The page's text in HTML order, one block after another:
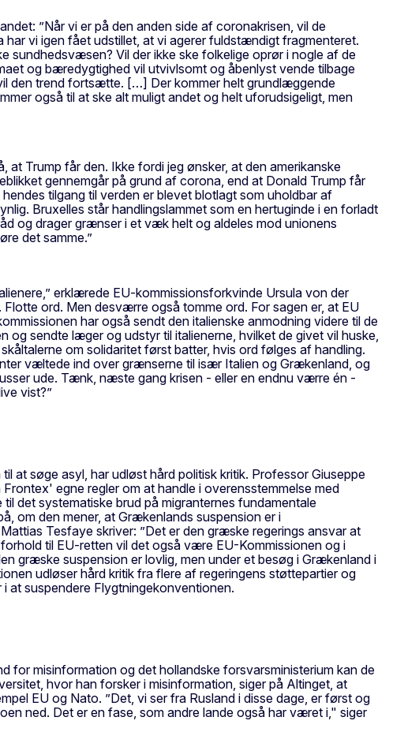
”Når vi er på den anden side af coronakrisen, vil de
vi igen fået udstillet, at vi agerer fuldstændigt fragmenteret.
sundhedsvæsen? Vil der ikke ske folkelige oprør i nogle af de
og bæredygtighed vil utvivlsomt og åbenlyst vende tilbage
den trend fortsætte. […] Der kommer helt grundlæggende
også til at ske alt muligt andet og helt uforudsigeligt, men
Trump får den. Ikke fordi jeg ønsker, at den amerikanske
gennemgår på grund af corona, end at Donald Trump får
tilgang til verden er blevet blotlagt som uholdbar af
Bruxelles står handlingslammet som en hertuginde i en forladt
og drager grænser i et væk helt og aldeles mod unionens
det samme.”
erklærede EU-kommissionsforkvinde Ursula von der
ord. Men desværre også tomme ord. For sagen er, at EU
har også sendt den italienske anmodning videre til de
og sendte læger og udstyr til italienerne, hvilket de givet vil huske,
om solidaritet først batter, hvis ord følges af handling.
væltede ind over grænserne til især Italien og Grækenland, og
ude. Tænk, næste gang krisen - eller en endnu værre én -
vist?”
at søge asyl, har udløst hård politisk kritik. Professor Giuseppe
egne regler om at handle i overensstemmelse med
det systematiske brud på migranternes fundamentale
om den mener, at Grækenlands suspension er i
Tesfaye skriver: ”Det er den græske regerings ansvar at
til EU-retten vil det også være EU-Kommissionen og i
græske suspension er lovlig, men under et besøg i Grækenland i
udløser hård kritik fra flere af regeringens støttepartier og
at suspendere Flygtningekonventionen.
for misinformation og det hollandske forsvarsministerium kan de
hvor han forsker i misinformation, siger på Altinget, at
EU og Nato. ”Det, vi ser fra Rusland i disse dage, er først og
ned. Det er en fase, som andre lande også har været i," siger